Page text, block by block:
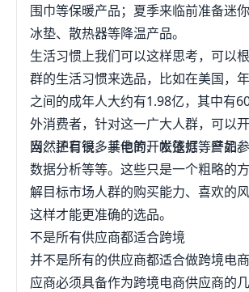
能把自己的供应链优势给整理好，因
的竞争就是供应链优势。第三、跨境电
生常谈的就是平台的数据分析，用大
产品。第四、胡虚渗试错是选品的第
是试错的结果。更多精彩电商干货尽
支持、关注我们吧
围巾等保暖产品；夏季来临前准备迷
冰垫、散热器等降温产品。
生活习惯上我们可以这样思考，可以
群的生活习惯来选品，比如在美国，
之间的成年人大约有1.98亿，其中有
外消费者，针对这一广大人群，可以
网、护目镜、手电筒、帐篷灯等产品。
当然还有很多其他的开发依据，譬如
数据分析等等。这些只是一个粗略的
解目标市场人群的购买能力、喜欢的风
这样才能更准确的选品。
不是所有供应商都适合跨境
并不是所有的供应商都适合做跨境电
应商必须具备作为跨境电商供应商的